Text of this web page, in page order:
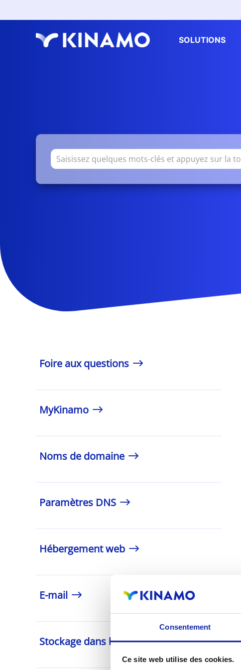
Consentement
Ce site web utilise des cookies.
SOLUTIONS
Foire aux questions
MyKinamo
Noms de domaine
Paramètres DNS
Hébergement web
E-mail
Stockage dans le cloud